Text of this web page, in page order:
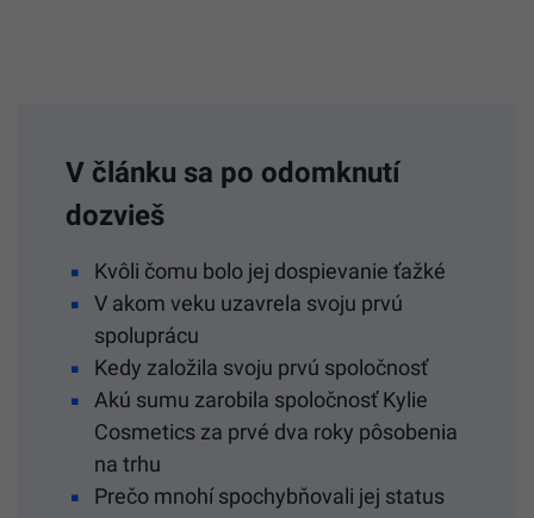
V článku sa po odomknutí
dozvieš
Kvôli čomu bolo jej dospievanie ťažké
V akom veku uzavrela svoju prvú
spoluprácu
Kedy založila svoju prvú spoločnosť
Akú sumu zarobila spoločnosť Kylie
Cosmetics za prvé dva roky pôsobenia
na trhu
Prečo mnohí spochybňovali jej status